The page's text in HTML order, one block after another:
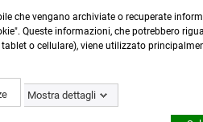
:0423 22765- 345 8167305 -
che vengano archiviate o recuperate
Queste informazioni, che potrebbero
o cellulare), viene utilizzato
Mostra dettagli